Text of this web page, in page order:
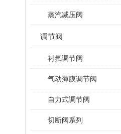
蒸汽减压阀
调节阀
衬氟调节阀
气动薄膜调节阀
自力式调节阀
切断阀系列